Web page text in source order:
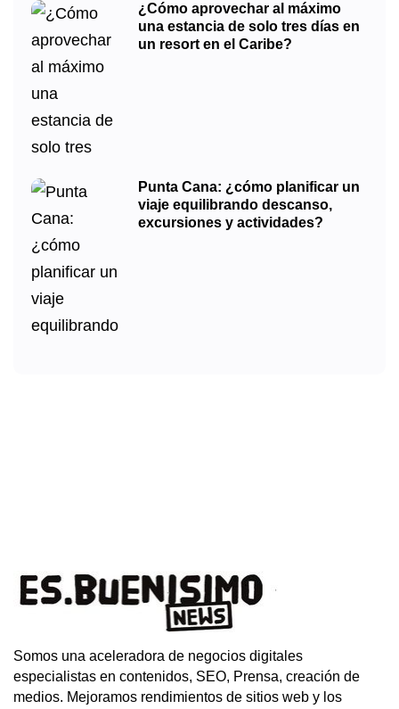
¿Cómo aprovechar al máximo
una estancia de solo tres días en
un resort en el Caribe?
Punta Cana: ¿cómo planificar un
viaje equilibrando descanso,
excursiones y actividades?
Somos una aceleradora de negocios digitales
especialistas en contenidos, SEO, Prensa, creación de
medios. Mejoramos rendimientos de sitios web y los